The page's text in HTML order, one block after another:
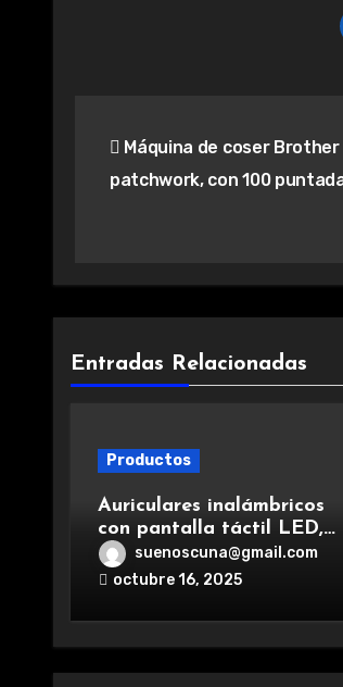
de Máquina de coser Brother
patchwork, con 100
Entradas Relacionadas
Productos
Auriculares inalámbricos
con pantalla táctil LED,
Bluetooth 5.4, cancelación
de ruido, impermeables y
suenoscuna@gmail.com
octubre 16, 2025